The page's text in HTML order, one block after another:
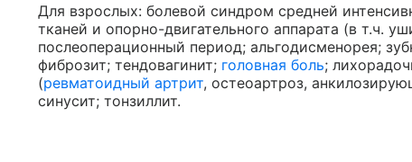
Для взрослых: болевой синдром средней
тканей и опорно-двигательного аппарата (в т.ч.
послеоперационный период; альгодисменорея;
фиброзит; тендовагинит; головная боль;
(ревматоидный артрит, остеоартроз,
синусит; тонзиллит.